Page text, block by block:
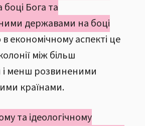
Бога та
державами на боці
економічному аспекті це
між більш
менш розвиненими
країнами.
та ідеологічному